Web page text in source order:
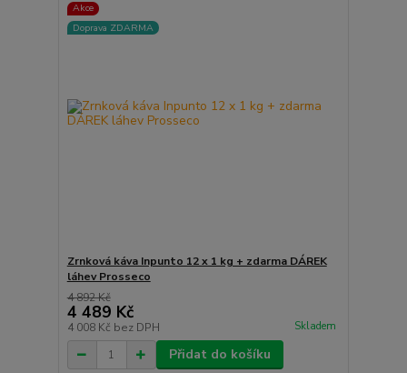
Akce
Doprava ZDARMA
Zrnková káva Inpunto 12 x 1 kg + zdarma DÁREK
láhev Prosseco
4 892 Kč
4 489 Kč
4 008 Kč bez DPH Skladem
Přidat do košíku